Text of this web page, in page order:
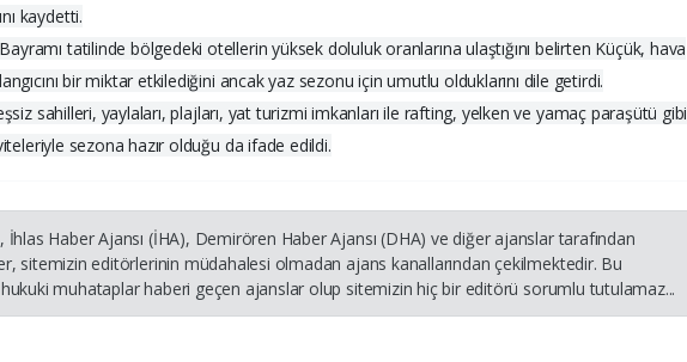
kaydetti.
tatilinde bölgedeki otellerin yüksek doluluk oranlarına ulaştığını belirten Küçük, hava
bir miktar etkilediğini ancak yaz sezonu için umutlu olduklarını dile getirdi.
sahilleri, yaylaları, plajları, yat turizmi imkanları ile rafting, yelken ve yamaç paraşütü gibi
sezona hazır olduğu da ifade edildi.
İhlas Haber Ajansı (İHA), Demirören Haber Ajansı (DHA) ve diğer ajanslar tarafından
sitemizin editörlerinin müdahalesi olmadan ajans kanallarından çekilmektedir. Bu
muhataplar haberi geçen ajanslar olup sitemizin hiç bir editörü sorumlu tutulamaz...